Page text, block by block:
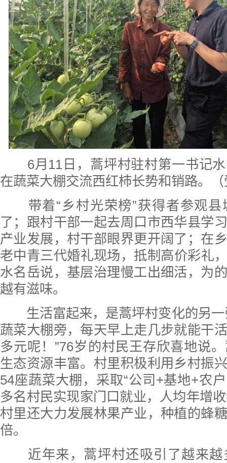
6月11日，蒿坪村驻村第一书记
在蔬菜大棚交流西红柿长势和销路。
带着“乡村光荣榜”获得者参观县
了；跟村干部一起去周口市西华县学
产业发展，村干部眼界更开阔了；在
老中青三代婚礼现场，抵制高价彩
水名岳说，基层治理慢工出细活，为
越有滋味。
生活富起来，是蒿坪村变化的另一
蔬菜大棚旁，每天早上走几步就能干
多元呢！”76岁的村民王存欣喜地说
生态资源丰富。村里积极利用乡村振
54座蔬菜大棚，采取“公司+基地+农
多名村民实现家门口就业，人均年增
村里还大力发展林果产业，种植的蜂
倍。
近年来，蒿坪村还吸引了越来越